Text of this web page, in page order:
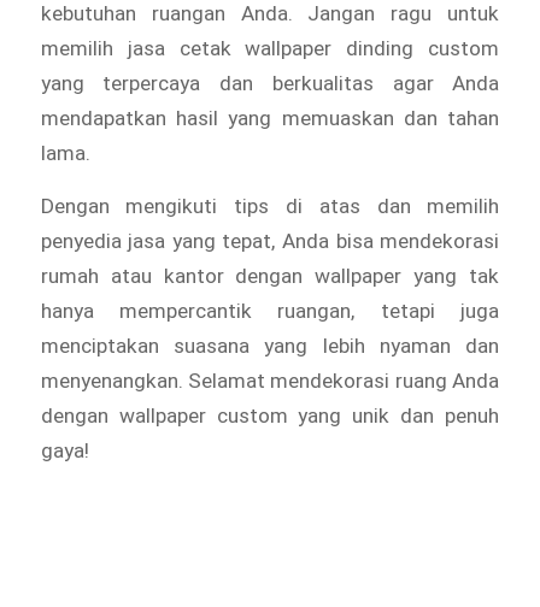
kebutuhan ruangan Anda. Jangan ragu untuk
memilih jasa cetak wallpaper dinding custom
yang terpercaya dan berkualitas agar Anda
mendapatkan hasil yang memuaskan dan tahan
lama.
Dengan mengikuti tips di atas dan memilih
penyedia jasa yang tepat, Anda bisa mendekorasi
rumah atau kantor dengan wallpaper yang tak
hanya mempercantik ruangan, tetapi juga
menciptakan suasana yang lebih nyaman dan
menyenangkan. Selamat mendekorasi ruang Anda
dengan wallpaper custom yang unik dan penuh
gaya!